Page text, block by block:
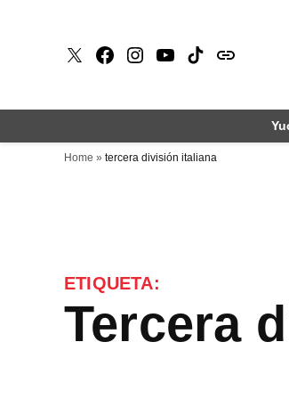
X Faceboook
Instagram
Youtube
Tiktokissuu
Home » tercera división italiana
ETIQUETA:
tercera